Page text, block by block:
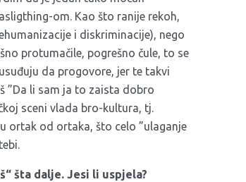
om. Kao što ranije rekoh,
i diskriminacije), nego
protumačile, pogrešno čule, to se
da progovore, jer te takvi
”Da li sam ja to zaista dobro
sceni vlada bro-kultura, tj.
ortak od ortaka, što celo ”ulaganje
šta dalje. Jesi li uspjela?